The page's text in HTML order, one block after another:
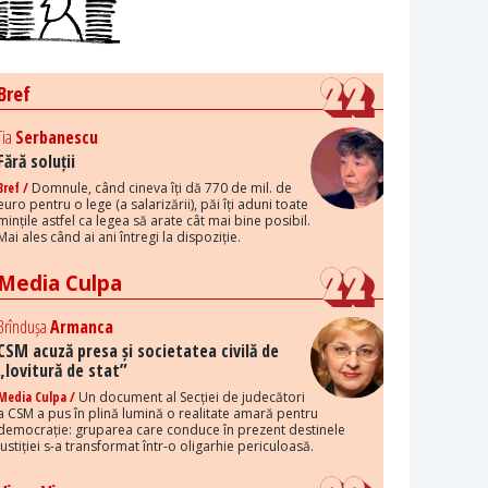
Serbanescu
soluții
/ Domnule, când cineva îți dă 770 de mil. de
pentru o lege (a salarizării), păi îți aduni toate
astfel ca legea să arate cât mai bine posibil.
ales când ai ani întregi la dispoziție.
Culpa
Armanca
acuză presa și societatea civilă de
de stat”
Culpa / Un document al Secției de judecători
CSM a pus în plină lumină o realitate amară pentru
gruparea care conduce în prezent destinele
s-a transformat într-o oligarhie periculoasă.